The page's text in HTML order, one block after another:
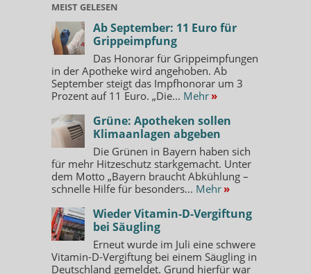
MEIST GELESEN
Ab September: 11 Euro für
Grippeimpfung
Das Honorar für Grippeimpfungen
in der Apotheke wird angehoben. Ab
September steigt das Impfhonorar um 3
Prozent auf 11 Euro. „Die... Mehr »
Grüne: Apotheken sollen
Klimaanlagen abgeben
Die Grünen in Bayern haben sich
für mehr Hitzeschutz starkgemacht. Unter
dem Motto „Bayern braucht Abkühlung –
schnelle Hilfe für besonders... Mehr »
Wieder Vitamin-D-Vergiftung
bei Säugling
Erneut wurde im Juli eine schwere
Vitamin-D-Vergiftung bei einem Säugling in
Deutschland gemeldet. Grund hierfür war